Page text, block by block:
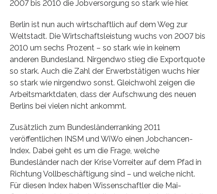
2007 bis 2010 die Jobversorgung so stark wie hier.
Berlin ist nun auch wirtschaftlich auf dem Weg zur
Weltstadt. Die Wirtschaftsleistung wuchs von 2007 bis
2010 um sechs Prozent – so stark wie in keinem
anderen Bundesland. Nirgendwo stieg die Exportquote
so stark. Auch die Zahl der Erwerbstätigen wuchs hier
so stark wie nirgendwo sonst. Gleichwohl zeigen die
Arbeitsmarktdaten, dass der Aufschwung des neuen
Berlins bei vielen nicht ankommt.
Zusätzlich zum Bundesländerranking 2011
veröffentlichen INSM und WiWo einen Jobchancen-
Index. Dabei geht es um die Frage, welche
Bundesländer nach der Krise Vorreiter auf dem Pfad in
Richtung Vollbeschäftigung sind – und welche nicht.
Für diesen Index haben Wissenschaftler die Mai-